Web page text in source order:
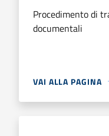
Procedimento di
documentali
VAI ALLA PAGINA